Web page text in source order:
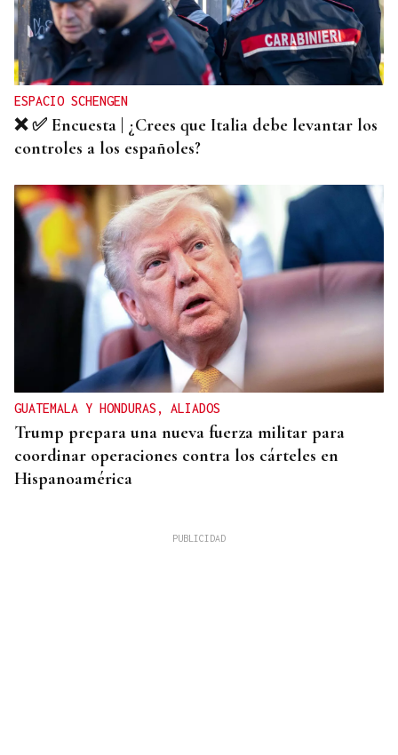
ESPACIO SCHENGEN
❌ ✅ Encuesta | ¿Crees que Italia debe levantar los
controles a los españoles?
GUATEMALA Y HONDURAS, ALIADOS
Trump prepara una nueva fuerza militar para
coordinar operaciones contra los cárteles en
Hispanoamérica